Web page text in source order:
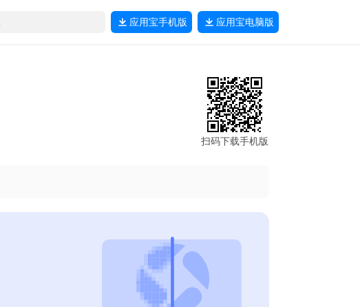
应用宝手机版 应用宝电脑版
扫码下载手机版